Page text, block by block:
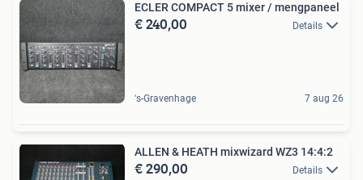
ECLER COMPACT 5 mixer / mengpaneel
€ 240,00 Details
's-Gravenhage 7 aug 26
ALLEN & HEATH mixwizard WZ3 14:4:2
€ 290,00 Details